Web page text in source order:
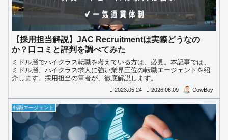
【採用担当解説】JAC Recruitmentは実際どうなの
か？口コミと評判を調べてみた
ミドル層でハイクラス転職を考えている方は、必見。本記事では、
ミドル層、ハイクラス求人に強い業界三位の転職エージェントを紹
介します。採用担当の筆者が、徹底解説します。
2023.05.24 2026.06.09 CowBoy
転職エージェント